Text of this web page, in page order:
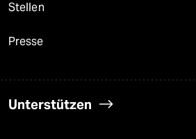
Stellen
Presse
Unterstützen